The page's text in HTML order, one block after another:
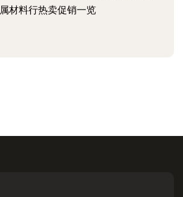
属材料行热卖促销一览